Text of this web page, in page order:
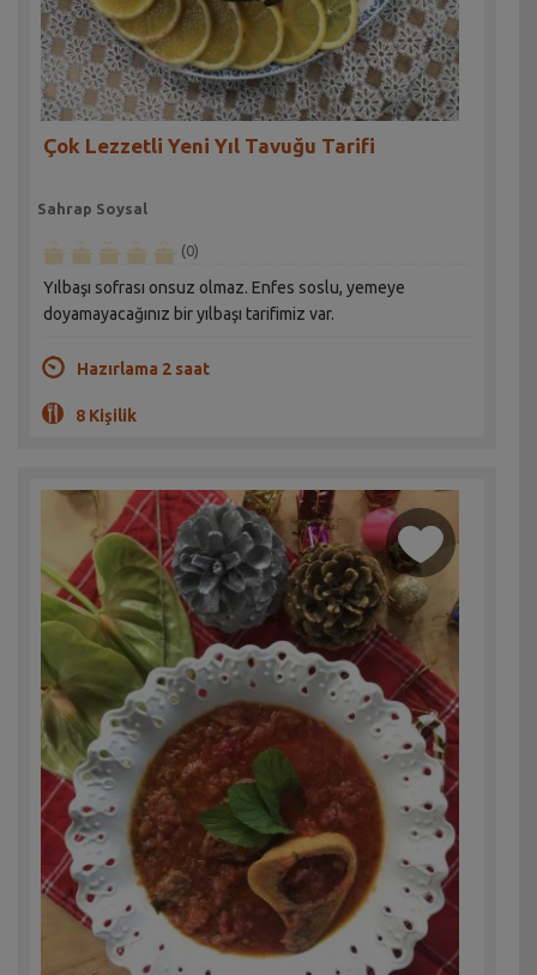
Çok Lezzetli Yeni Yıl Tavuğu Tarifi
Sahrap Soysal
(0)
Yılbaşı sofrası onsuz olmaz. Enfes soslu, yemeye
doyamayacağınız bir yılbaşı tarifimiz var.
Hazırlama 2 saat
8 Kişilik